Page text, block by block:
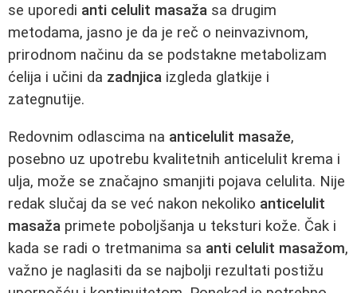
se uporedi anti celulit masaža sa drugim
metodama, jasno je da je reč o neinvazivnom,
prirodnom načinu da se podstakne metabolizam
ćelija i učini da zadnjica izgleda glatkije i
zategnutije.
Redovnim odlascima na anticelulit masaže,
posebno uz upotrebu kvalitetnih anticelulit krema i
ulja, može se značajno smanjiti pojava celulita. Nije
redak slučaj da se već nakon nekoliko anticelulit
masaža primete poboljšanja u teksturi kože. Čak i
kada se radi o tretmanima sa anti celulit masažom,
važno je naglasiti da se najbolji rezultati postižu